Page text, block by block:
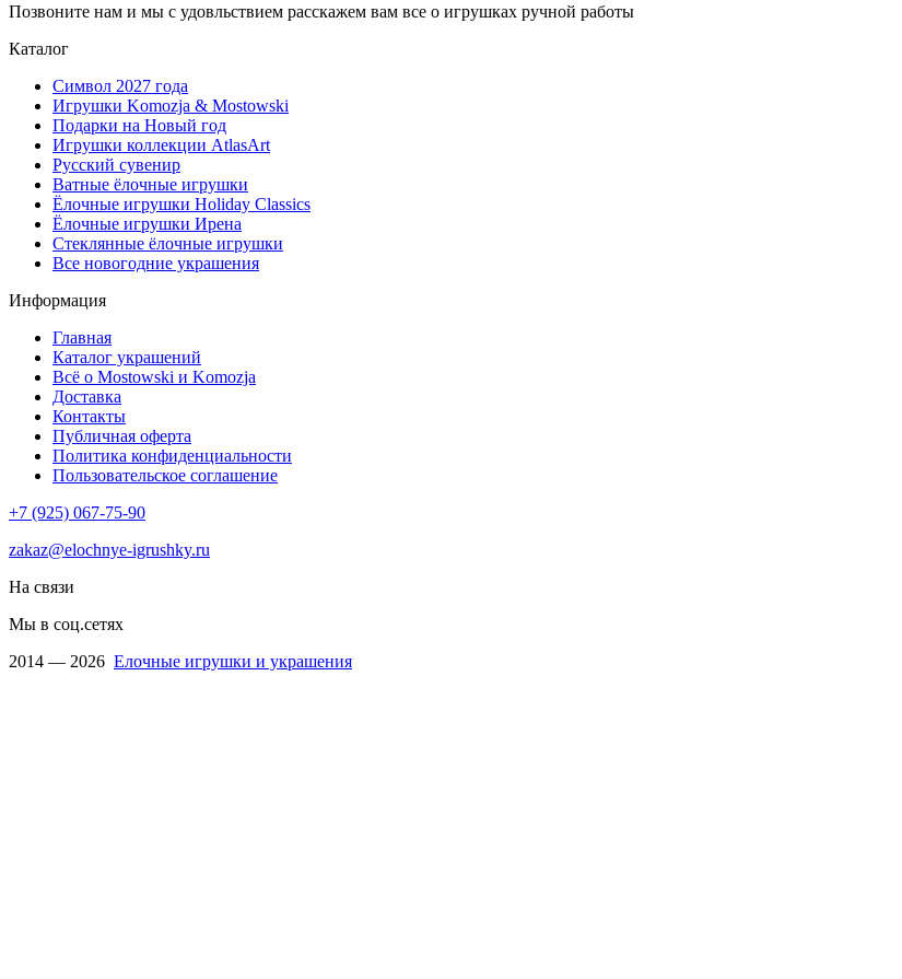
Позвоните нам и мы с удовльствием расскажем вам все о игрушках ручной работы
Каталог
Символ 2027 года
Игрушки Komozja & Mostowski
Подарки на Новый год
Игрушки коллекции AtlasArt
Русский сувенир
Ватные ёлочные игрушки
Ёлочные игрушки Holiday Classics
Ëлочные игрушки Ирена
Стеклянные ёлочные игрушки
Все новогодние украшения
Информация
Главная
Каталог украшений
Всё о Mostowski и Komozja
Доставка
Контакты
Публичная оферта
Политика конфиденциальности
Пользовательское соглашение
+7 (925) 067-75-90
zakaz@elochnye-igrushky.ru
На связи
Мы в соц.сетях
2014 — 2026 Елочные игрушки и украшения